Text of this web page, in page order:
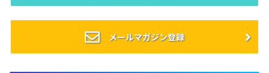
メールマガジン登録